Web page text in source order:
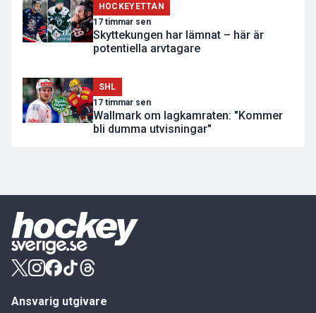
HOCKEYETTAN
17 timmar sen
Skyttekungen har lämnat – här är
potentiella arvtagare
SHL
17 timmar sen
Wallmark om lagkamraten: "Kommer
bli dumma utvisningar"
Ansvarig utgivare